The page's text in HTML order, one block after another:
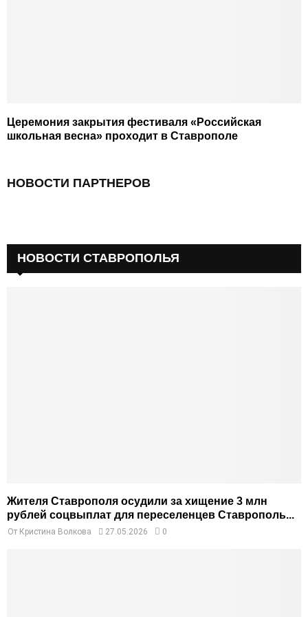
Церемония закрытия фестиваля «Российская
школьная весна» проходит в Ставрополе
НОВОСТИ ПАРТНЕРОВ
НОВОСТИ СТАВРОПОЛЬЯ
Жителя Ставрополя осудили за хищение 3 млн
рублей соцвыплат для переселенцев Ставрополь...
От Кристина Волкова 27.05.2026 0